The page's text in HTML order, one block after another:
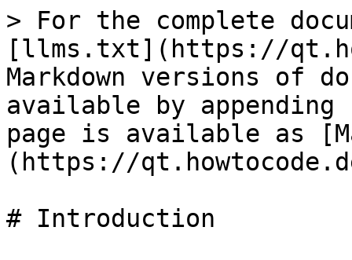
> For the complete
[llms.txt](https://
Markdown versions of
available by
page is available as
(https://
# Introduction